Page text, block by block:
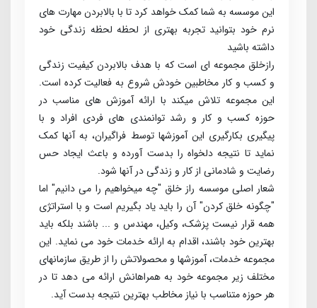
این موسسه به شما کمک خواهد کرد تا با بالابردن مهارت های
نرم خود بتوانید تجربه بهتری از لحظه لحظه زندگی خود
داشته باشید
راز­خلق مجموعه­ ای است که با هدف بالابردن کیفیت زندگی
و کسب ­و ­کار مخاطبین خودش شروع به فعالیت کرده است.
این مجموعه تلاش می­کند با ارائه آموزش­ های مناسب در
حوزه کسب­ و کار و رشد توانمندی ­های فردی افراد و با
پیگیری بکارگیری این آموزش­ها توسط فراگیران، به آنها کمک
نماید تا نتیجه دلخواه را بدست آورده و باعث ایجاد حس
رضایت و شادمانی از کار و زندگی در آنها شود.
شعار اصلی موسسه راز خلق "چه می­خواهیم را می­ دانیم" اما
"چگونه خلق کردن" آن را باید یاد بگیریم است و با استراتژی
همه قرار نیست پزشک، وکیل، مهندس و ... باشند بلکه باید
بهترین خود باشند، اقدام به ارائه خدمات خود می­ نماید. این
مجموعه خدمات، آموزش­ها و محصولاتش را از طریق سازمان­های
مختلف زیر مجموعه خود به همراهانش ارائه می­ دهد تا در
هر حوزه متناسب با نیاز مخاطب بهترین نتیجه بدست آید.